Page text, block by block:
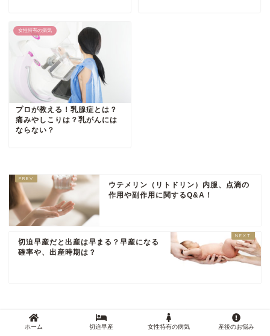
女性特有の病気
プロが教える！乳腺症とは？
痛みやしこりは？乳がんには
ならない？
ウテメリン（リトドリン）内服、点滴の
作用や副作用に関するQ&A！
切迫早産だと出産は早まる？早産になる
確率や、出産時期は？
ホーム 切迫早産 女性特有の病気 産後のお悩み